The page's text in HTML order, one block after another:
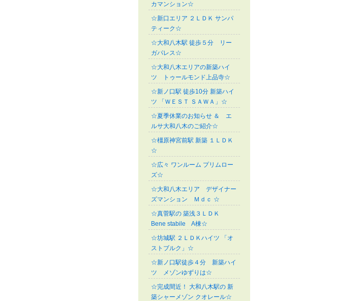
カマンション☆
☆新口エリア ２ＬＤＫ サンパ
ティーク☆
☆大和八木駅 徒歩５分 リー
ガパレス☆
☆大和八木エリアの新築ハイ
ツ トゥールモンド上品寺☆
☆新ノ口駅 徒歩10分 新築ハイ
ツ 「ＷＥＳＴ ＳＡＷＡ」☆
☆夏季休業のお知らせ ＆ エ
ルサ大和八木のご紹介☆
☆橿原神宮前駅 新築 １ＬＤＫ
☆
☆広々 ワンルーム プリムロー
ズ☆
☆大和八木エリア デザイナー
ズマンション Ｍｄｃ ☆
☆真菅駅の 築浅３ＬＤＫ
Bene stabile A棟☆
☆坊城駅 ２ＬＤＫハイツ 「オ
ストブルク」☆
☆新ノ口駅徒歩４分 新築ハイ
ツ メゾンゆずりは☆
☆完成間近！ 大和八木駅の 新
築シャーメゾン クオレール☆